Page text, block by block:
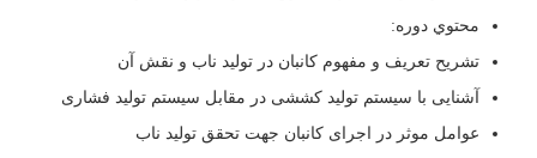
محتوي دوره:
تشریح تعریف و مفهوم کانبان در تولید ناب و نقش آن
آشنایی با سیستم تولید کششی در مقابل سیستم تولید فشاری
عوامل موثر در اجرای کانبان جهت تحقق تولید ناب